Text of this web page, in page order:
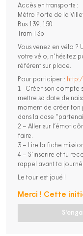
Accès en transports :
Métro Porte de la
Bus 139, 150
Tram T3b
Vous venez en vélo ?
votre vélo, n’hésitez
référent sur place.
Pour participer :
1- Créer son compte
mettre sa date de
moment de créer ton
dans la case
2 – Aller sur
faire.
3 – Lire la fiche
4 – S’inscrire et tu
rappel avant ta
Le tour est joué !
Merci ! Cette